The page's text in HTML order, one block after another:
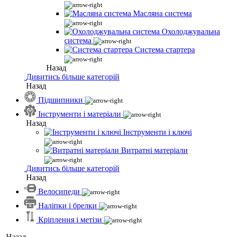
Масляна система
Охолоджувальна
система
Система стартера
Назад
Дивитись більше категорій
Назад
Підшипники
Інструменти і матеріали
Назад
Інструменти і ключі
Витратні матеріали
Дивитись більше категорій
Назад
Велосипеди
Наліпки і брелки
Кріплення і метізи